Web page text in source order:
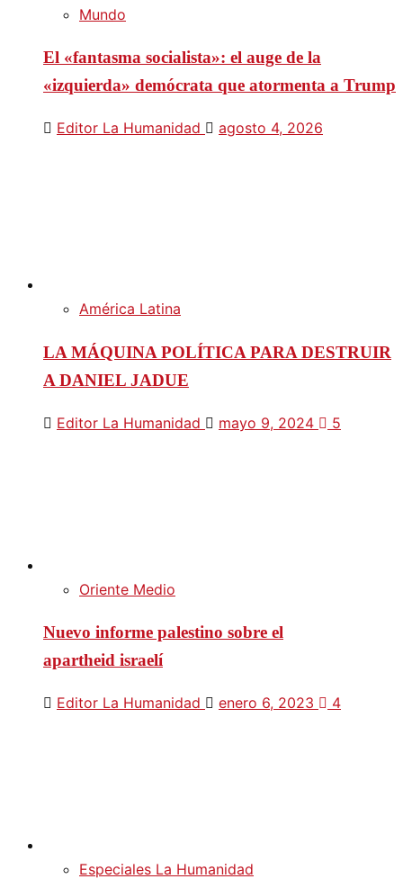
Mundo
El «fantasma socialista»: el auge de la
«izquierda» demócrata que atormenta a Trump
Editor La Humanidad agosto 4, 2026
América Latina
LA MÁQUINA POLÍTICA PARA DESTRUIR
A DANIEL JADUE
Editor La Humanidad mayo 9, 2024 5
Oriente Medio
Nuevo informe palestino sobre el
apartheid israelí
Editor La Humanidad enero 6, 2023 4
Especiales La Humanidad